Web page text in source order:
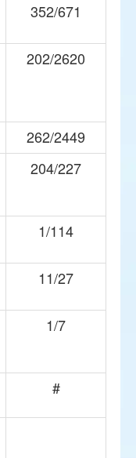
352/671
202/2620
262/2449
204/227
1/114
11/27
1/7
#